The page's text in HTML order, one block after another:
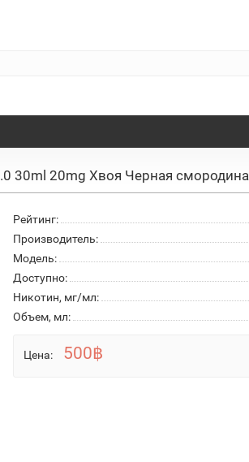
30ml 20mg Хвоя Черная смородина
Рейтинг:
Производитель:
Модель:
Доступно:
Никотин, мг/мл:
Объем, мл:
Цена: 500฿